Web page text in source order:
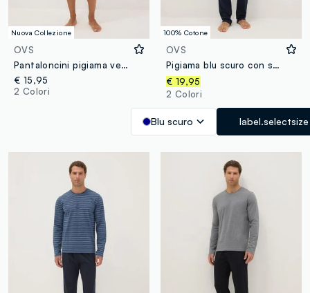
Nuova Collezione
OVS
Pantaloncini pigiama verdi a righe in cotone organico
€ 15,95
2 Colori
100% Cotone
OVS
Pigiama blu scuro con scollo a V in jersey di puro cotone organico regular fit
€ 19,95
2 Colori
Blu scuro label.selectsize